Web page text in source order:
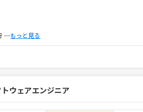
⋯もっと見る
ウェアエンジニア